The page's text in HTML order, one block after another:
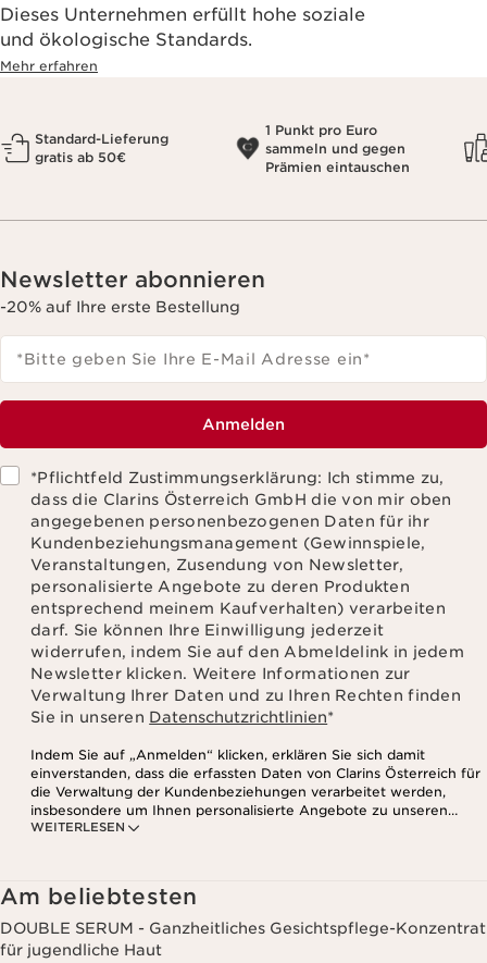
Dieses Unternehmen erfüllt hohe soziale
und ökologische Standards.
Mehr erfahren
Standard-Lieferung
gratis ab 50€
1 Punkt pro Euro
sammeln und gegen
Prämien eintauschen
Newsletter abonnieren
-20% auf Ihre erste Bestellung
*Bitte geben Sie Ihre E-Mail Adresse ein*
Anmelden
*Pflichtfeld Zustimmungserklärung: Ich stimme zu,
dass die Clarins Österreich GmbH die von mir oben
angegebenen personenbezogenen Daten für ihr
Kundenbeziehungsmanagement (Gewinnspiele,
Veranstaltungen, Zusendung von Newsletter,
personalisierte Angebote zu deren Produkten
entsprechend meinem Kaufverhalten) verarbeiten
darf. Sie können Ihre Einwilligung jederzeit
widerrufen, indem Sie auf den Abmeldelink in jedem
Newsletter klicken. Weitere Informationen zur
Verwaltung Ihrer Daten und zu Ihren Rechten finden
Sie in unseren Datenschutzrichtlinien*
WEITERLESEN
Indem Sie auf „Anmelden“ klicken, erklären Sie sich damit
einverstanden, dass die erfassten Daten von Clarins Österreich für
die Verwaltung der Kundenbeziehungen verarbeitet werden,
insbesondere um Ihnen personalisierte Angebote zu unseren
Produkten und Dienstleistungen entsprechend Ihrem
Websites Dritter, sowie für analytische Zwecke.
Am beliebtesten
DOUBLE SERUM - Ganzheitliches Gesichtspflege-Konzentrat
für jugendliche Haut